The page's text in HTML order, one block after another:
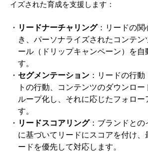
イズされた育成を支援します：
リードナーチャリング：リードの関
き、パーソナライズされたコンテン
ール（ドリップキャンペーン）を自
す。
セグメンテーション ：リードの行
トの行動、コンテンツのダウンロ
ループ化し、それに応じたフォロー
す。
リードスコアリング：ブランドとの
に基づいてリードにスコアを付け、
ードを優先して対応します。